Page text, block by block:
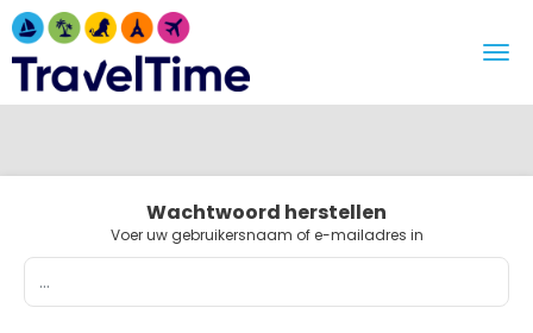
Wachtwoord herstellen
Voer uw gebruikersnaam of e-mailadres in